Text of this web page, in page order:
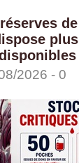
2026 - 0